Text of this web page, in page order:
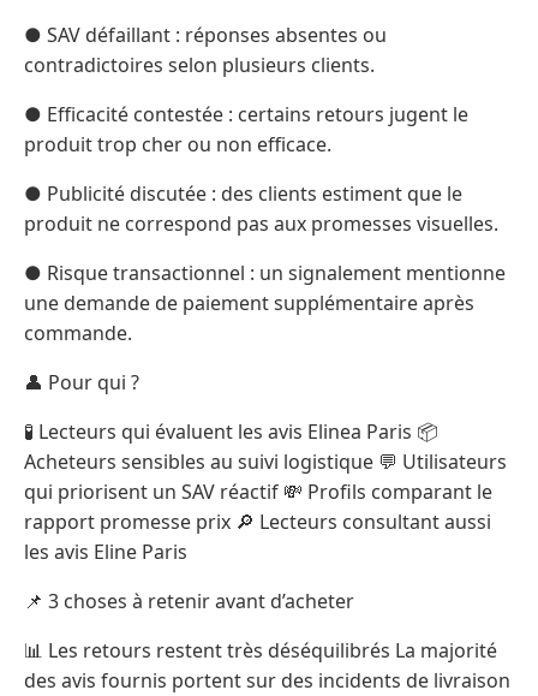
● SAV défaillant : réponses absentes ou
contradictoires selon plusieurs clients.
● Efficacité contestée : certains retours jugent le
produit trop cher ou non efficace.
● Publicité discutée : des clients estiment que le
produit ne correspond pas aux promesses visuelles.
● Risque transactionnel : un signalement mentionne
une demande de paiement supplémentaire après
commande.
👤 Pour qui ?
🧪 Lecteurs qui évaluent les avis Elinea Paris 📦
Acheteurs sensibles au suivi logistique 💬 Utilisateurs
qui priorisent un SAV réactif 💸 Profils comparant le
rapport promesse prix 🔎 Lecteurs consultant aussi
les avis Eline Paris
📌 3 choses à retenir avant d’acheter
📊 Les retours restent très déséquilibrés La majorité
des avis fournis portent sur des incidents de livraison